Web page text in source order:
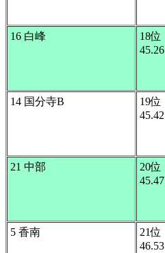
16 白峰
18位
45.26
14 国分寺B
19位
45.42
21 中部
20位
45.47
5 香南
21位
46.53